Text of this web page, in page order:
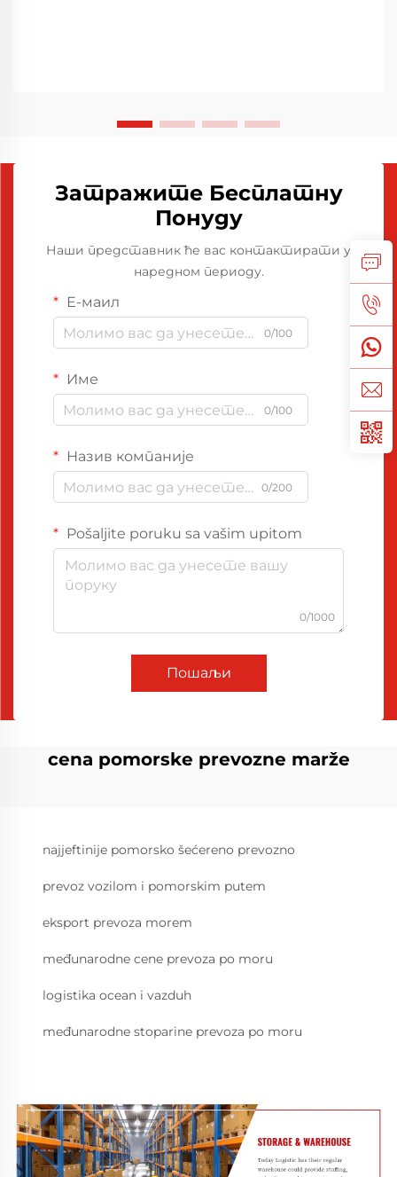
Затражите Бесплатну
Понуду
Наши представник ће вас контактирати у
наредном периоду.
Е-маил
0/100
Име
0/100
Назив компаније
0/200
Pošaljite poruku sa vašim upitom
0/1000
Пошаљи
cena pomorske prevozne marže
najjeftinije pomorsko šećereno prevozno
prevoz vozilom i pomorskim putem
eksport prevoza morem
međunarodne cene prevoza po moru
logistika ocean i vazduh
međunarodne stoparine prevoza po moru